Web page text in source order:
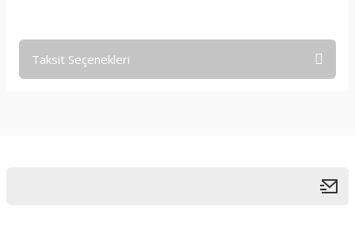
Taksit Seçenekleri